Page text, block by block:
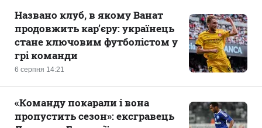
6 серпня 14:21
Названо клуб, в якому Ванат
продовжить кар’єру: українець
стане ключовим футболістом у
грі команди
«Команду покарали і вона
пропустить сезон»: ексгравець